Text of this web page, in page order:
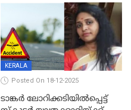
സ്ഥാനാർത്ഥി
KERALA
Posted On 18-12-2025
ടാങ്കർ ലോറിക്കടിയിൽപ്പെട്ട്